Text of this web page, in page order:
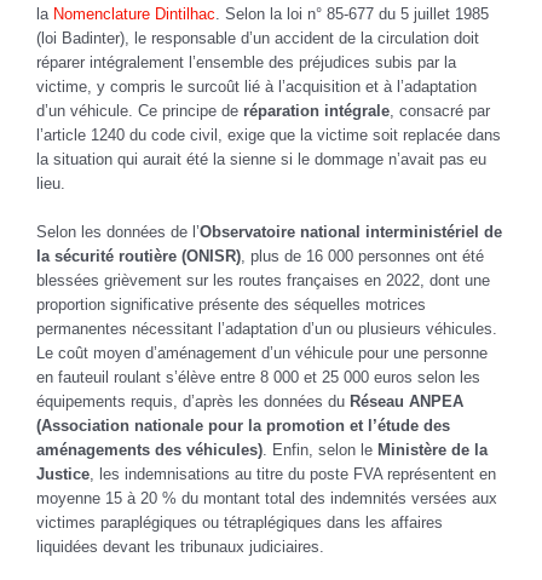
la Nomenclature Dintilhac . Selon la loi n° 85-677 du 5 juillet 1985
(loi Badinter), le responsable d’un accident de la circulation doit
réparer intégralement l’ensemble des préjudices subis par la
victime, y compris le surcoût lié à l’acquisition et à l’adaptation
d’un véhicule. Ce principe de réparation intégrale , consacré par
l’article 1240 du code civil, exige que la victime soit replacée dans
la situation qui aurait été la sienne si le dommage n’avait pas eu
lieu.
Selon les données de l’Observatoire national interministériel de
la sécurité routière (ONISR) , plus de 16 000 personnes ont été
blessées grièvement sur les routes françaises en 2022, dont une
proportion significative présente des séquelles motrices
permanentes nécessitant l’adaptation d’un ou plusieurs véhicules.
Le coût moyen d’aménagement d’un véhicule pour une personne
en fauteuil roulant s’élève entre 8 000 et 25 000 euros selon les
équipements requis, d’après les données du Réseau ANPEA
(Association nationale pour la promotion et l’étude des
aménagements des véhicules) . Enfin, selon le Ministère de la
Justice , les indemnisations au titre du poste FVA représentent en
moyenne 15 à 20 % du montant total des indemnités versées aux
victimes paraplégiques ou tétraplégiques dans les affaires
liquidées devant les tribunaux judiciaires.